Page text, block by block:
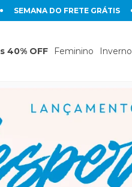
SEMANA DO FRETE GRÁTIS
40% OFF Feminino Inverno